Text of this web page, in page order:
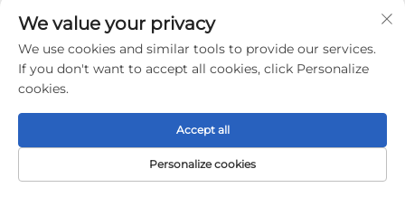
Folgen Sie uns
Urheberrecht © 2024 by Xiamen Tongchengjianhui Industry & Trade
Co., Ltd. -Datenschutzrichtlinie
Menü Produkte
Kontaktieren Sie
Nach oben
We value your privacy
We use cookies and similar tools to provide our services.
If you don't want to accept all cookies, click Personalize
cookies.
Personalize cookies
Accept all